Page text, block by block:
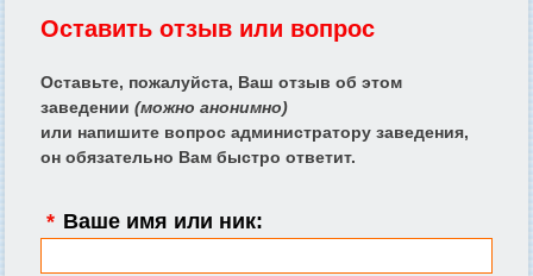
Оставить отзыв или вопрос
Оставьте, пожалуйста, Ваш отзыв об этом
заведении (можно анонимно)
или напишите вопрос администратору заведения,
он обязательно Вам быстро ответит.
* Ваше имя или ник: